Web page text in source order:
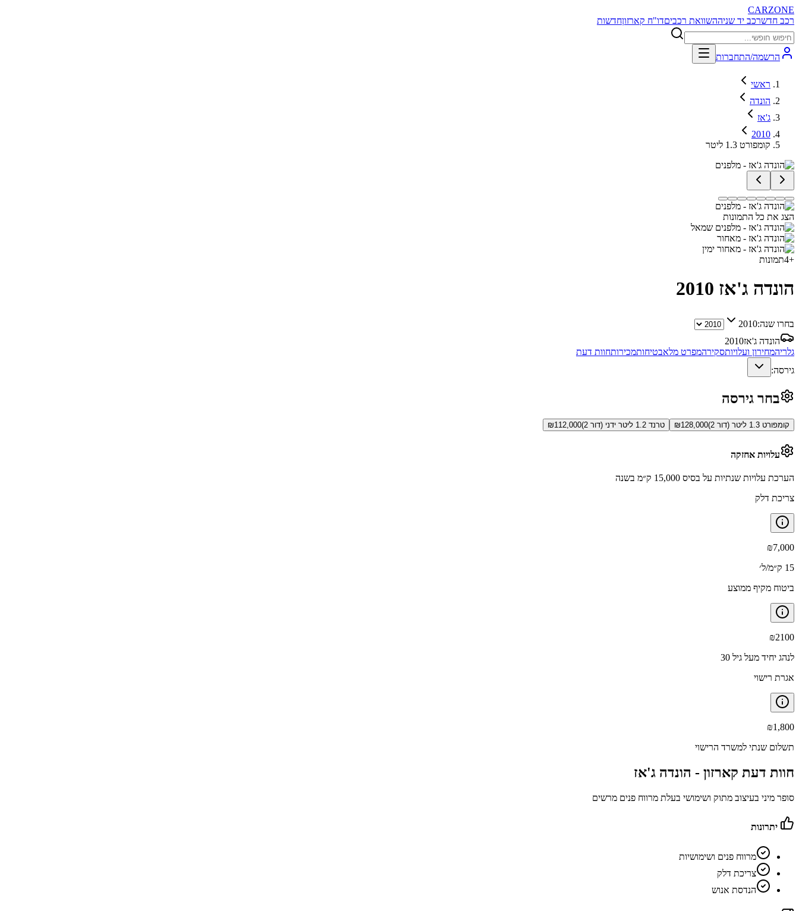
CARZONE
רכב חדשרכב יד שניההשוואת רכביםדו"ח קארזוןחדשות
הרשמה/התחברות
ראשי
הונדה
ג'אז
2010
קומפורט 1.3 ליטר
הצג את כל התמונות
+
4תמונות
הונדה ג'אז 2010
בחרו שנה:2010
הונדה ג'אז2010
גלריהמחירון ועלויותסקירהמפרט מלאבטיחותמכירותחוות דעת
גירסה:
בחר גירסה
קומפורט 1.3 ליטר (דור 2) ₪128,000 טרנד 1.2 ליטר ידני (דור 2) ₪112,000
עלויות אחזקה
הערכת עלויות שנתיות על בסיס 15,000 ק״מ בשנה
צריכת דלק
₪7,000
15 ק״מ/ל׳
ביטוח מקיף ממוצע
₪2100
לנהג יחיד מעל גיל 30
אגרת רישוי
₪1,800
תשלום שנתי למשרד הרישוי
חוות דעת קארזון - הונדה ג'אז
סופר מיני בעיצוב מתוק ושימושי בעלת מרווח פנים מרשים
יתרונות
מרווח פנים ושימושיות
צריכת דלק
הנדסת אנוש